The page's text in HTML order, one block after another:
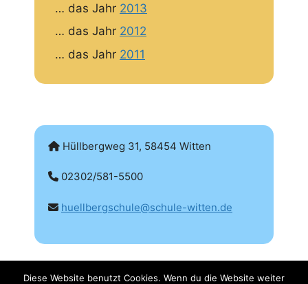
… das Jahr 2013
… das Jahr 2012
… das Jahr 2011
Hüllbergweg 31, 58454 Witten
02302/581-5500
huellbergschule@schule-witten.de
Diese Website benutzt Cookies. Wenn du die Website weiter